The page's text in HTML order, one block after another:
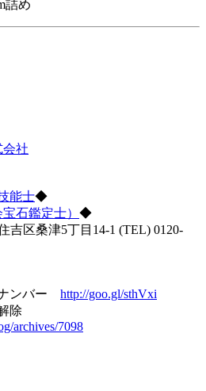
詰め
会社
能士◆
石鑑定士） ◆
吉区桑津5丁目14-1 (TEL) 0120-
ンバー http://goo.gl/sthVxi
除
archives/7098